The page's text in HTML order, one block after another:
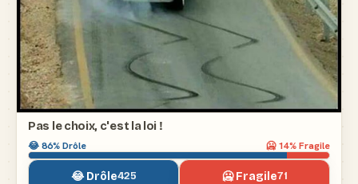
Pas le choix, c'est la loi !
😂86% Drôle 🥶14% Fragile
😂 Drôle425 🥶 Fragile71